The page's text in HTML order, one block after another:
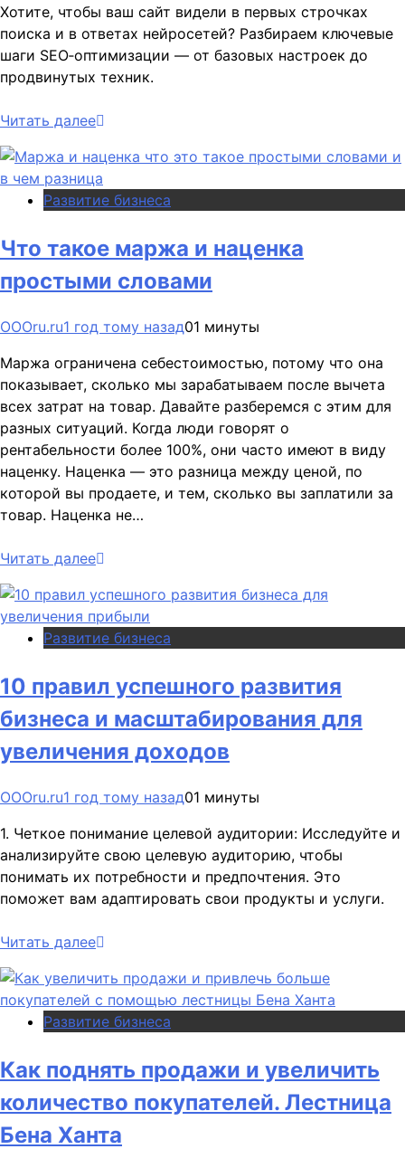
Хотите, чтобы ваш сайт видели в первых строчках
поиска и в ответах нейросетей? Разбираем ключевые
шаги SEO‑оптимизации — от базовых настроек до
продвинутых техник.
Читать далее
Развитие бизнеса
Что такое маржа и наценка
простыми словами
OOOru.ru1 год тому назад01 минуты
Маржа ограничена себестоимостью, потому что она
показывает, сколько мы зарабатываем после вычета
всех затрат на товар. Давайте разберемся с этим для
разных ситуаций. Когда люди говорят о
рентабельности более 100%, они часто имеют в виду
наценку. Наценка — это разница между ценой, по
которой вы продаете, и тем, сколько вы заплатили за
товар. Наценка не…
Читать далее
Развитие бизнеса
10 правил успешного развития
бизнеса и масштабирования для
увеличения доходов
OOOru.ru1 год тому назад01 минуты
1. Четкое понимание целевой аудитории: Исследуйте и
анализируйте свою целевую аудиторию, чтобы
понимать их потребности и предпочтения. Это
поможет вам адаптировать свои продукты и услуги.
Читать далее
Развитие бизнеса
Как поднять продажи и увеличить
количество покупателей. Лестница
Бена Ханта